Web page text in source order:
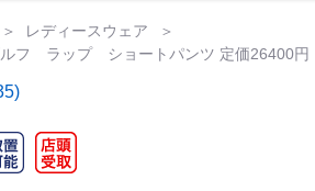
レディースウェア
フ ラップ ショートパンツ 定価26400円